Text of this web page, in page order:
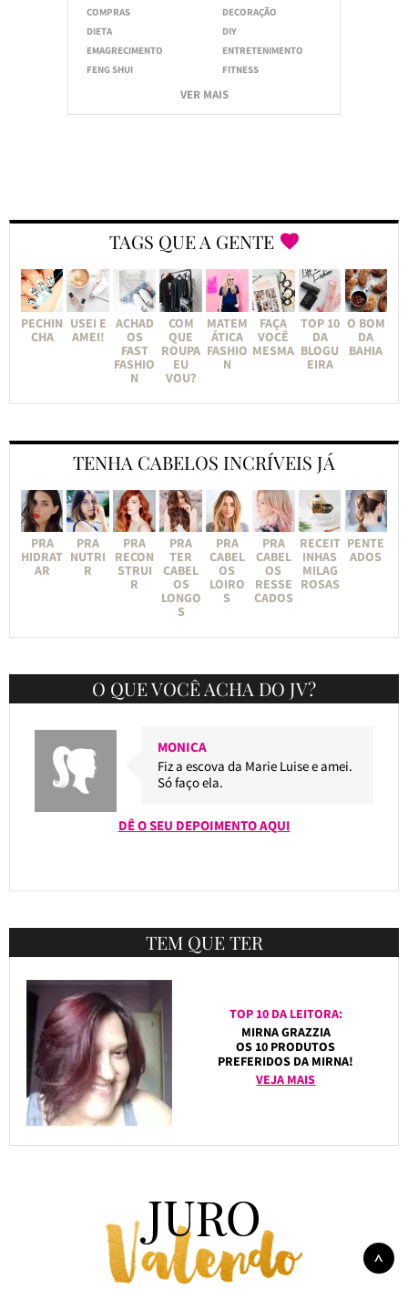
COMPRAS
DECORAÇÃO
DIETA
DIY
EMAGRECIMENTO
ENTRETENIMENTO
FENG SHUI
FITNESS
VER MAIS
TAGS QUE A GENTE
PECHIN
CHA
USEI E
AMEI!
ACHAD
OS
FAST
FASHIO
N
COM
QUE
ROUPA
EU
VOU?
MATEM
ÁTICA
FASHIO
N
FAÇA
VOCÊ
MESMA
TOP 10
DA
BLOGU
EIRA
O BOM
DA
BAHIA
TENHA CABELOS INCRÍVEIS JÁ
PRA
HIDRAT
AR
PRA
NUTRI
R
PRA
RECON
STRUI
R
PRA
TER
CABEL
OS
LONGO
S
PRA
CABEL
OS
LOIRO
S
PRA
CABEL
OS
RESSE
CADOS
RECEIT
INHAS
MILAG
ROSAS
PENTE
ADOS
O QUE VOCÊ ACHA DO JV?
MONICA
Fiz a escova da Marie Luise e amei.
Só faço ela.
DÊ O SEU DEPOIMENTO AQUI
TEM QUE TER
TOP 10 DA LEITORA:
MIRNA GRAZZIA
OS 10 PRODUTOS
PREFERIDOS DA MIRNA!
VEJA MAIS